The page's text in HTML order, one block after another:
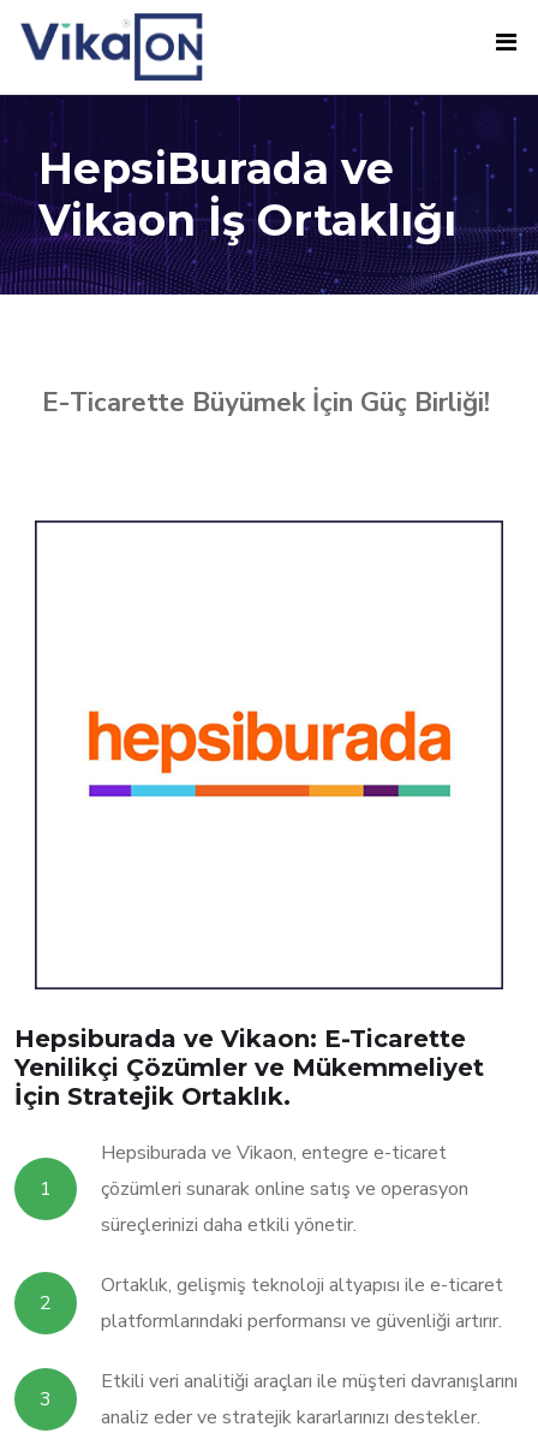
HepsiBurada ve
Vikaon İş Ortaklığı
E-Ticarette Büyümek İçin Güç Birliği!
Hepsiburada ve Vikaon: E-Ticarette
Yenilikçi Çözümler ve Mükemmeliyet
İçin Stratejik Ortaklık.
Hepsiburada ve Vikaon, entegre e-ticaret
çözümleri sunarak online satış ve operasyon
süreçlerinizi daha etkili yönetir.
Ortaklık, gelişmiş teknoloji altyapısı ile e-ticaret
platformlarındaki performansı ve güvenliği artırır.
Etkili veri analitiği araçları ile müşteri davranışlarını
analiz eder ve stratejik kararlarınızı destekler.